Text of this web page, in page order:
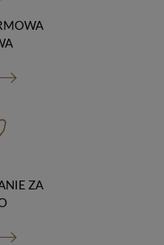
posiadania
do usunięcia
możesz zażądać,
abyśmy
danych osobowych
lub wykonywania
temat lub
danych, prawo do
ZA